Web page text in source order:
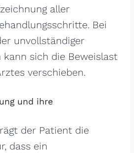
aller
Bei
unvollständiger
sich die Beweislast
verschieben.
und ihre
der Patient die
dass ein